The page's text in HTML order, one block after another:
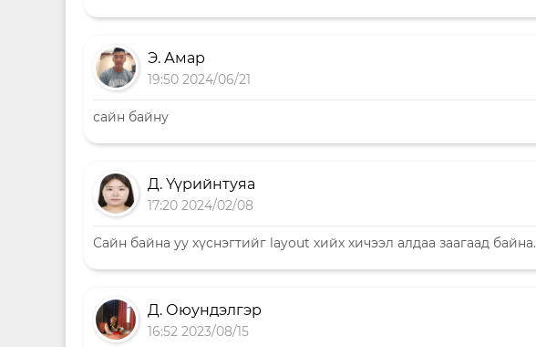
Э. Амар
19:50 2024/06/21
сайн байну
Д. Үүрийнтуяа
17:20 2024/02/08
Сайн байна уу хүснэгтийг layout хийх хичээл алдаа заагаад байна.
Д. Оюундэлгэр
16:52 2023/08/15